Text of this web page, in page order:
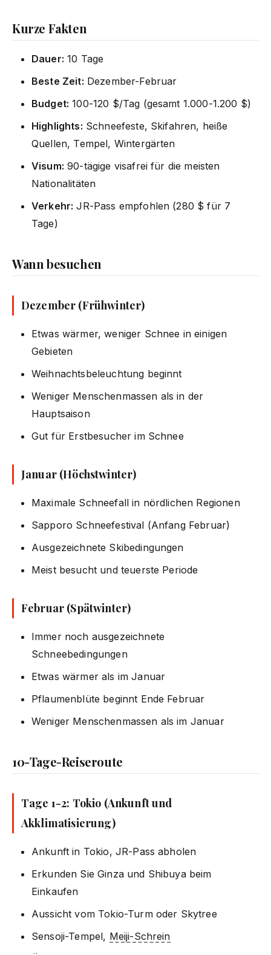
Kurze Fakten
Dauer: 10 Tage
Beste Zeit: Dezember-Februar
Budget: 100-120 $/Tag (gesamt 1.000-1.200 $)
Highlights: Schneefeste, Skifahren, heiße
Quellen, Tempel, Wintergärten
Visum: 90-tägige visafrei für die meisten
Nationalitäten
Verkehr: JR-Pass empfohlen (280 $ für 7
Tage)
Wann besuchen
Dezember (Frühwinter)
Etwas wärmer, weniger Schnee in einigen
Gebieten
Weihnachtsbeleuchtung beginnt
Weniger Menschenmassen als in der
Hauptsaison
Gut für Erstbesucher im Schnee
Januar (Höchstwinter)
Maximale Schneefall in nördlichen Regionen
Sapporo Schneefestival (Anfang Februar)
Ausgezeichnete Skibedingungen
Meist besucht und teuerste Periode
Februar (Spätwinter)
Immer noch ausgezeichnete
Schneebedingungen
Etwas wärmer als im Januar
Pflaumenblüte beginnt Ende Februar
Weniger Menschenmassen als im Januar
10-Tage-Reiseroute
Tage 1-2: Tokio (Ankunft und
Akklimatisierung)
Ankunft in Tokio, JR-Pass abholen
Erkunden Sie Ginza und Shibuya beim
Einkaufen
Aussicht vom Tokio-Turm oder Skytree
Sensoji-Tempel, Meiji-Schrein